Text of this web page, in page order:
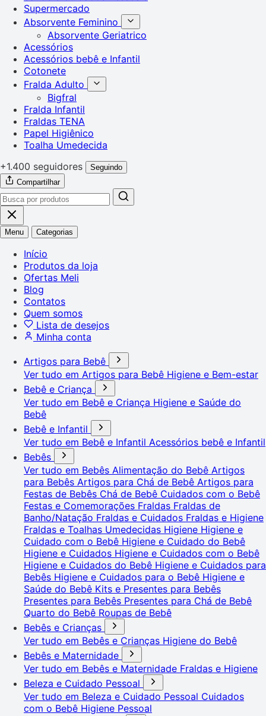
Supermercado
Absorvente Feminino
Absorvente Geriatrico
Acessórios
Acessórios bebê e Infantil
Cotonete
Fralda Adulto
Bigfral
Fralda Infantil
Fraldas TENA
Papel Higiênico
Toalha Umedecida
+1.400 seguidores
Seguindo
Compartilhar
Menu Categorias
Início
Produtos da loja
Ofertas Meli
Blog
Contatos
Quem somos
Lista de desejos
Minha conta
Artigos para Bebê
Ver tudo em Artigos para Bebê Higiene e Bem-estar
Bebê e Criança
Ver tudo em Bebê e Criança Higiene e Saúde do
Bebê
Bebê e Infantil
Ver tudo em Bebê e Infantil Acessórios bebê e Infantil
Bebês
Ver tudo em Bebês Alimentação do Bebê Artigos
para Bebês Artigos para Chá de Bebê Artigos para
Festas de Bebês Chá de Bebê Cuidados com o Bebê
Festas e Comemorações Fraldas Fraldas de
Banho/Natação Fraldas e Cuidados Fraldas e Higiene
Fraldas e Toalhas Umedecidas Higiene Higiene e
Cuidado com o Bebê Higiene e Cuidado do Bebê
Higiene e Cuidados Higiene e Cuidados com o Bebê
Higiene e Cuidados do Bebê Higiene e Cuidados para
Bebês Higiene e Cuidados para o Bebê Higiene e
Saúde do Bebê Kits e Presentes para Bebês
Presentes para Bebês Presentes para Chá de Bebê
Quarto do Bebê Roupas de Bebê
Bebês e Crianças
Ver tudo em Bebês e Crianças Higiene do Bebê
Bebês e Maternidade
Ver tudo em Bebês e Maternidade Fraldas e Higiene
Beleza e Cuidado Pessoal
Ver tudo em Beleza e Cuidado Pessoal Cuidados
com o Bebê Higiene Pessoal